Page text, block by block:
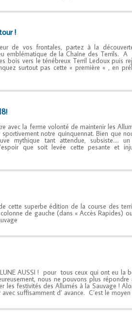
!
de vos frontales, partez à la
emblématique de la Chaîne des Terrils.
bois vers le ténébreux Terril Ledoux puis
surtout pas cette « première « , en
avec la ferme volonté de maintenir les
notre quinquennat. Bien que
mythique tant attendue, subsiste….
que soit levée cette pesante et
cette superbe édition de la course des
de gauche (dans « Accès Rapides)
LUNE AUSSI ! pour tous ceux qui ont eu la
nous ne pouvons plus répondre
les festivités des Allumés à la Sauvage !
suffisamment d’ avance. C’est le